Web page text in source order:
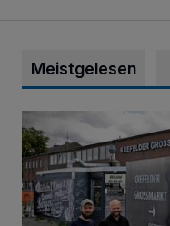
Meistgelesen